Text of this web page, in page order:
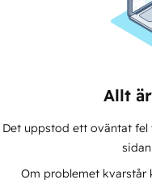
Allt
Det uppstod ett oväntat fel
Om problemet kvarstår